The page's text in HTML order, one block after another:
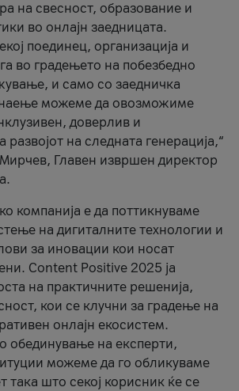
на свесност, образование и
во онлајн заедницата.
поединец, организација и
во градењето на побезбедно
и само со заедничка
можеме да овозможиме
доверлив и
развојот на следната генерација,“
Мирчев, Главен извршен директор
компанија е да поттикнуваме
на дигиталните технологии и
за иновации кои носат
Content Positive 2025 ја
на практичните решенија,
кои се клучни за градење на
онлајн екосистем.
обединување на експерти,
можеме да го обликуваме
така што секој корисник ќе се